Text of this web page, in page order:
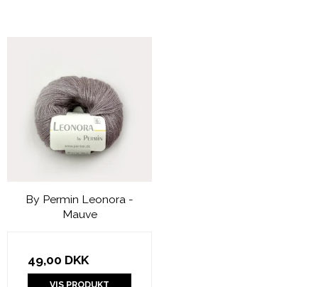
By Permin Leonora -
Mauve
49,00 DKK
VIS PRODUKT